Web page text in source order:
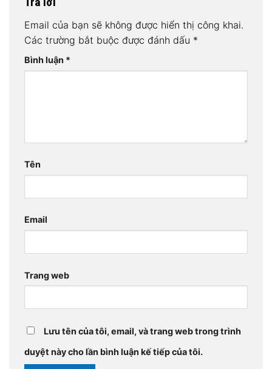
Email của bạn sẽ không được hiển thị công khai.
Các trường bắt buộc được đánh dấu *
Bình luận *
Tên
Email
Trang web
Lưu tên của tôi, email, và trang web trong trình
duyệt này cho lần bình luận kế tiếp của tôi.